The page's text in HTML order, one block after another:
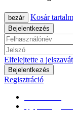
bezár Kosár
Bejelentkezés
Elfelejtette a
Bejelentkezés
Regisztráció